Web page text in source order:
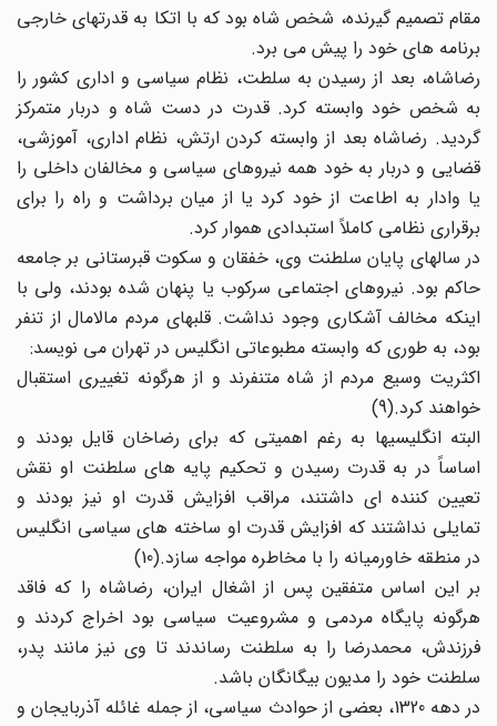
مقام تصمیم گیرنده، شخص شاه بود که با اتکا به قدرتهای خارجی
برنامه های خود را پیش می برد.
رضاشاه، بعد از رسیدن به سلطت، نظام سیاسی و اداری کشور را
به شخص خود وابسته کرد. قدرت در دست شاه و دربار متمرکز
گردید. رضاشاه بعد از وابسته کردن ارتش، نظام اداری، آموزشی،
قضایی و دربار به خود همه نیروهای سیاسی و مخالفان داخلی را
یا وادار به اطاعت از خود کرد یا از میان برداشت و راه را برای
برقراری نظامی کاملاً استبدادی هموار کرد.
در سالهای پایان سلطنت وی، خفقان و سکوت قبرستانی بر جامعه
حاکم بود. نیروهای اجتماعی سرکوب یا پنهان شده بودند، ولی با
اینکه مخالف آشکاری وجود نداشت. قلبهای مردم مالامال از تنفر
بود، به طوری که وابسته مطبوعاتی انگلیس در تهران می نویسد:
اکثریت وسیع مردم از شاه متنفرند و از هرگونه تغییری استقبال
خواهند کرد.(9)
البته انگلیسیها به رغم اهمیتی که برای رضاخان قایل بودند و
اساساً در به قدرت رسیدن و تحکیم پایه های سلطنت او نقش
تعیین کننده ای داشتند، مراقب افزایش قدرت او نیز بودند و
تمایلی نداشتند که افزایش قدرت او ساخته های سیاسی انگلیس
در منطقه خاورمیانه را با مخاطره مواجه سازد.(10)
بر این اساس متفقین پس از اشغال ایران، رضاشاه را که فاقد
هرگونه پایگاه مردمی و مشروعیت سیاسی بود اخراج کردند و
فرزندش، محمدرضا را به سلطنت رساندند تا وی نیز مانند پدر،
سلطنت خود را مدیون بیگانگان باشد.
در دهه 1320، بعضی از حوادث سیاسی، از جمله غائله آذربایجان و